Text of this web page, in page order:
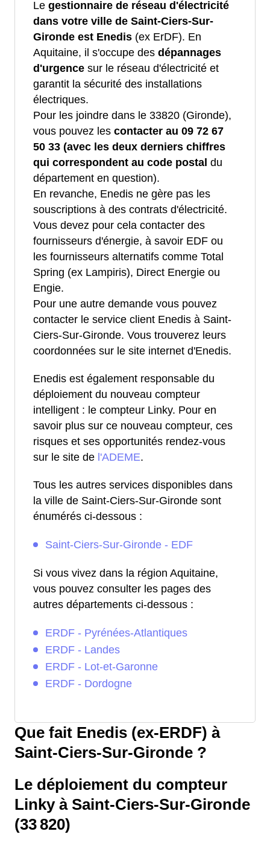
Le gestionnaire de réseau d'électricité
dans votre ville de Saint-Ciers-Sur-
Gironde est Enedis (ex ErDF). En
Aquitaine, il s'occupe des dépannages
d'urgence sur le réseau d'électricité et
garantit la sécurité des installations
électriques.
Pour les joindre dans le 33820 (Gironde),
vous pouvez les contacter au 09 72 67
50 33 (avec les deux derniers chiffres
qui correspondent au code postal du
département en question).
En revanche, Enedis ne gère pas les
souscriptions à des contrats d'électricité.
Vous devez pour cela contacter des
fournisseurs d'énergie, à savoir EDF ou
les fournisseurs alternatifs comme Total
Spring (ex Lampiris), Direct Energie ou
Engie.
Pour une autre demande vous pouvez
contacter le service client Enedis à Saint-
Ciers-Sur-Gironde. Vous trouverez leurs
coordonnées sur le site internet d'Enedis.
Enedis est également responsable du
déploiement du nouveau compteur
intelligent : le compteur Linky. Pour en
savoir plus sur ce nouveau compteur, ces
risques et ses opportunités rendez-vous
sur le site de l'ADEME.
Tous les autres services disponibles dans
la ville de Saint-Ciers-Sur-Gironde sont
énumérés ci-dessous :
Saint-Ciers-Sur-Gironde - EDF
Si vous vivez dans la région Aquitaine,
vous pouvez consulter les pages des
autres départements ci-dessous :
ERDF - Pyrénées-Atlantiques
ERDF - Landes
ERDF - Lot-et-Garonne
ERDF - Dordogne
Que fait Enedis (ex-ERDF) à
Saint-Ciers-Sur-Gironde ?
Le déploiement du compteur
Linky à Saint-Ciers-Sur-Gironde
(33 820)